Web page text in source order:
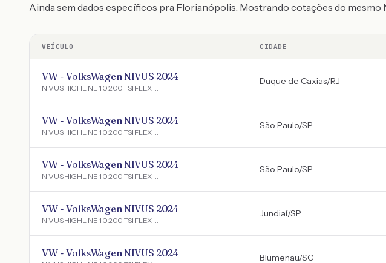
Ainda sem dados específicos pra Florianópolis. Mostrando cotações do mesmo
VEÍCULO CIDADE
VW - VolksWagen NIVUS 2024
NIVUS HIGHLINE 1.0 200 TSI FLEX AUT.
Duque de Caxias/RJ
VW - VolksWagen NIVUS 2024
NIVUS HIGHLINE 1.0 200 TSI FLEX AUT.
São Paulo/SP
VW - VolksWagen NIVUS 2024
NIVUS HIGHLINE 1.0 200 TSI FLEX AUT.
São Paulo/SP
VW - VolksWagen NIVUS 2024
NIVUS HIGHLINE 1.0 200 TSI FLEX AUT.
Jundiaí/SP
VW - VolksWagen NIVUS 2024 Blumenau/SC